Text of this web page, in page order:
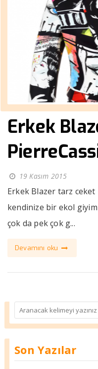
Erkek
19 Kasım 2015
Erkek Blazer tarz ceket
kendinize bir ekol
çok da pek çok g...
Devamını oku
Son Yazılar